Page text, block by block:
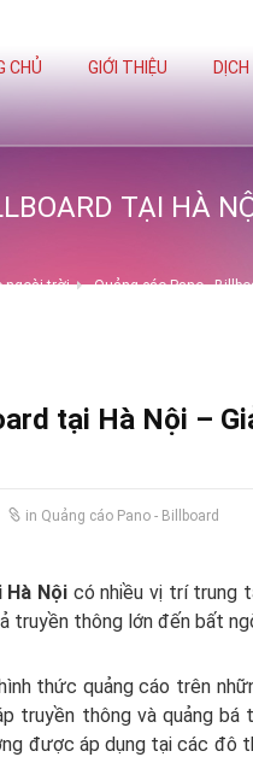
CHỦ GIỚI THIỆU
TẠI HÀ
ngoài trời Quảng cáo Pano -
tại Hà Nội –
in Quảng cáo Pano - Billboard
Hà Nội có nhiều vị trí trung
truyền thông lớn đến bất
thức quảng cáo trên
truyền thông và quảng bá
được áp dụng tại các đô